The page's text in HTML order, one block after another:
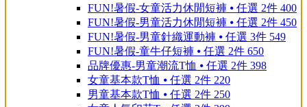
FUN!暑假-女童活力休閒短褲 ⦁ 任選 2件 400
FUN!暑假-男童活力休閒短褲 ⦁ 任選 2件 450
FUN!暑假-男童針織運動褲 ⦁ 任選 3件 549
FUN!暑假-童牛仔短褲 ⦁ 任選 2件 650
品牌優惠-男童潮流T恤 ⦁ 任選 2件 398
女童基本款T恤 ⦁ 任選 2件 220
男童基本款T恤 ⦁ 任選 2件 250